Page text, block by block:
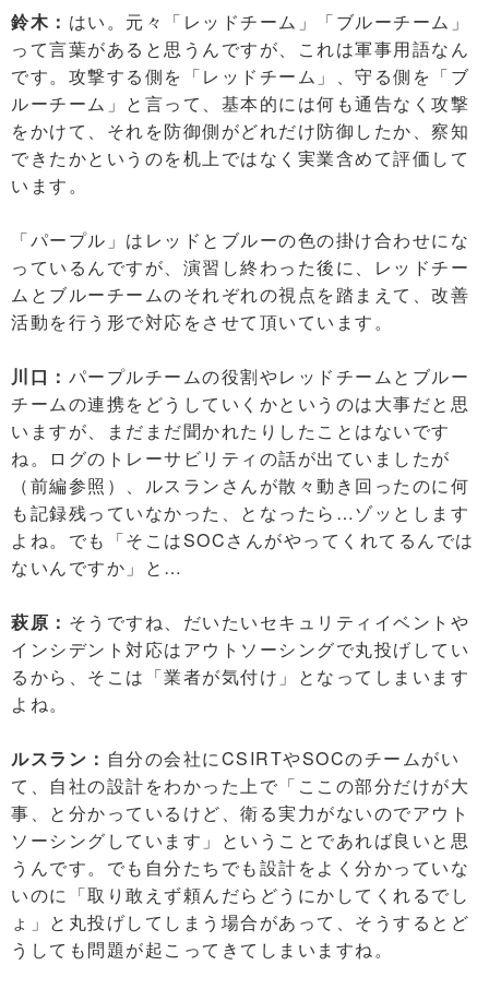
鈴木： はい。元々「レッドチーム」「ブルーチーム」
って言葉があると思うんですが、これは軍事用語なん
です。攻撃する側を「レッドチーム」、守る側を「ブ
ルーチーム」と言って、基本的には何も通告なく攻撃
をかけて、それを防御側がどれだけ防御したか、察知
できたかというのを机上ではなく実業含めて評価して
います。
「パープル」はレッドとブルーの色の掛け合わせにな
っているんですが、演習し終わった後に、レッドチー
ムとブルーチームのそれぞれの視点を踏まえて、改善
活動を行う形で対応をさせて頂いています。
川口： パープルチームの役割やレッドチームとブルー
チームの連携をどうしていくかというのは大事だと思
いますが、まだまだ聞かれたりしたことはないです
ね。ログのトレーサビリティの話が出ていましたが
（前編参照）、ルスランさんが散々動き回ったのに何
も記録残っていなかった、となったら…ゾッとします
よね。でも「そこはSOCさんがやってくれてるんでは
ないんですか」と…
萩原： そうですね、だいたいセキュリティイベントや
インシデント対応はアウトソーシングで丸投げしてい
るから、そこは「業者が気付け」となってしまいます
よね。
ルスラン： 自分の会社にCSIRTやSOCのチームがい
て、自社の設計をわかった上で「ここの部分だけが大
事、と分かっているけど、衛る実力がないのでアウト
ソーシングしています」ということであれば良いと思
うんです。でも自分たちでも設計をよく分かっていな
いのに「取り敢えず頼んだらどうにかしてくれるでし
ょ」と丸投げしてしまう場合があって、そうするとど
うしても問題が起こってきてしまいますね。